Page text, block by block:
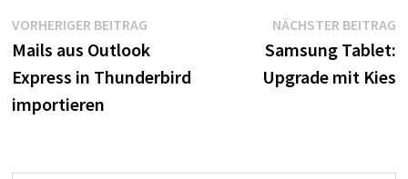
Beitragsnavigation
VORHERIGER BEITRAGVorheriger
Beitrag:
Mails aus Outlook
Express in Thunderbird
importieren
NÄCHSTER BEITRAG
Samsung Tablet:
Upgrade mit Kies